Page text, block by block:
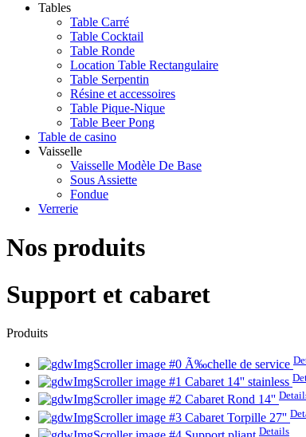
Tables
Table Carré
Table Cocktail
Table Ronde
Location Table Rectangulaire
Table Serpentin
Résine et accessoires
Table Pique-Nique
Table Beer Pong
Table de casino
Vaisselle
Vaisselle Modèle De Base
Sous Assiette
Fondue
Verrerie
Nos produits
Support et cabaret
Produits
Ã‰chelle de service
Cabaret 14'' stainless
Cabaret Rond 14''
Cabaret Torpille 27''
Details